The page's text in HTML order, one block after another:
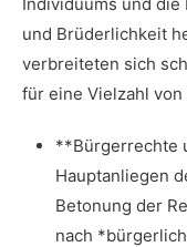
und Brüderlichkeit
verbreiteten sich
für eine Vielzahl
**Bürgerrechte
⁢Hauptanliegen
‍Betonung ⁤der
nach